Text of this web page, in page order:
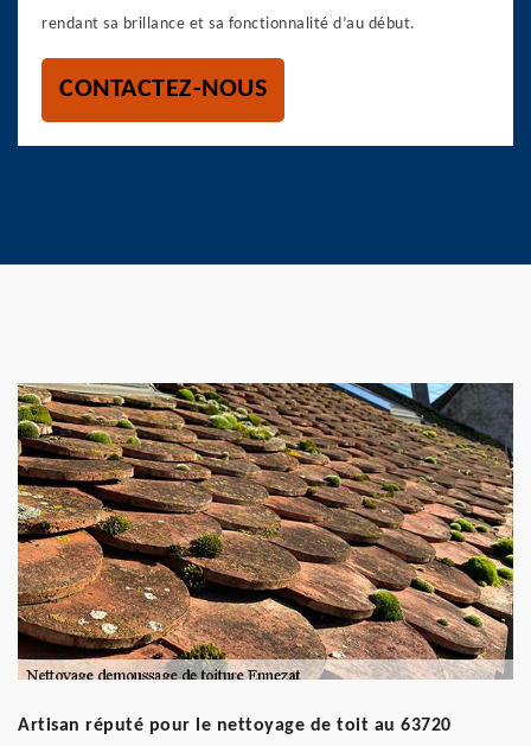
rendant sa brillance et sa fonctionnalité d’au début.
CONTACTEZ-NOUS
Artisan réputé pour le nettoyage de toit au 63720